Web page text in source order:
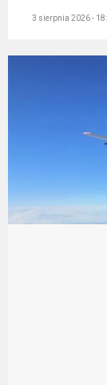
3 sierpnia 2026 -